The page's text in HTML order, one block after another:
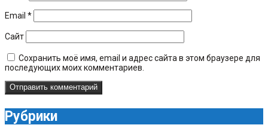
Email *
Сайт
Сохранить моё имя, email и адрес сайта в этом браузере для
последующих моих комментариев.
Рубрики